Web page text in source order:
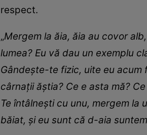
respect.
„Mergem la ăia, ăia au covor
lumea? Eu vă dau un exemplu
Gândește-te fizic, uite eu acum
cârnații ăștia? Ce e asta mă?
Te întâlnești cu unu, mergem la
băiat, și eu sunt că d-aia